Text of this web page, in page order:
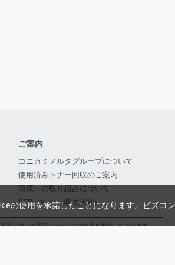
ご案内
コニカミノルタグループについて
使用済みトナー回収のご案内
環境への取り組みについて
CSR（社会・環境活動）
業者向けの商品・サービスの情報を提供しております
の使用を承諾したことになります。 ビズコ